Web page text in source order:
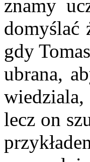
znamy
domyślać
gdy
ubrana,
wiedziala,
lecz on